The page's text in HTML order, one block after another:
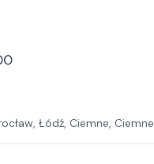
Łódź, Ciemne, Ciemne